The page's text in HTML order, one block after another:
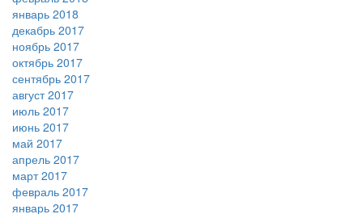
январь 2018
декабрь 2017
ноябрь 2017
октябрь 2017
сентябрь 2017
август 2017
июль 2017
июнь 2017
май 2017
апрель 2017
март 2017
февраль 2017
январь 2017